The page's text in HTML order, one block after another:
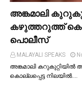
അങ്കമാലി
കഴുത്തറുത്ത്
പൊലീസ്
MALAYALI SPEAKS
അങ്കമാലി
കൊല്ലപ്പെട്ട നിലയില്‍.…